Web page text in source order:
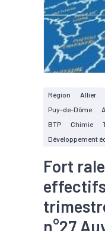
Région Allier
Puy-de-Dôme
BTP
Chimie
Développement
Fort
n°27